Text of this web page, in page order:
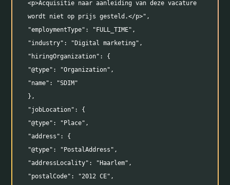
<p>Acquisitie naar aanleiding van deze vacature
wordt niet op prijs gesteld.</p>",
"employmentType": "FULL_TIME",
"industry": "Digital marketing",
"hiringOrganization": {
"@type": "Organization",
"name": "SDIM"
},
"jobLocation": {
"@type": "Place",
"address": {
"@type": "PostalAddress",
"addressLocality": "Haarlem",
"postalCode": "2012 CE",